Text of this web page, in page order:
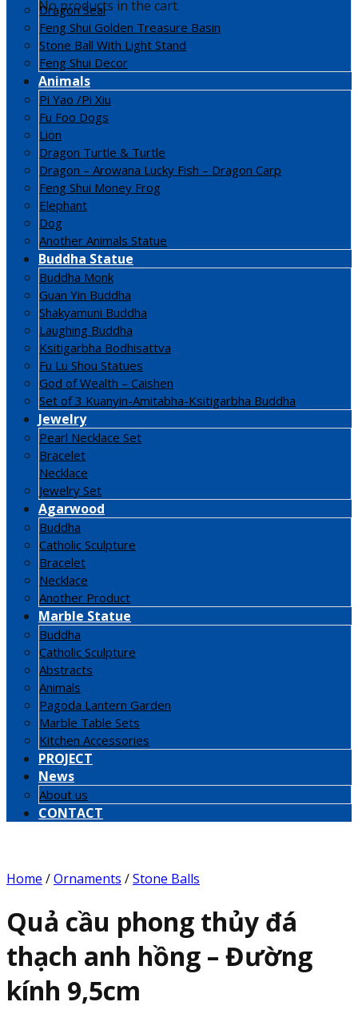
No products in the cart.
Dragon Seal
Feng Shui Golden Treasure Basin
Stone Ball With Light Stand
Feng Shui Decor
Animals
Pi Yao /Pi Xiu
Fu Foo Dogs
Lion
Dragon Turtle & Turtle
Dragon – Arowana Lucky Fish – Dragon Carp
Feng Shui Money Frog
Elephant
Dog
Another Animals Statue
Buddha Statue
Buddha Monk
Guan Yin Buddha
Shakyamuni Buddha
Laughing Buddha
Ksitigarbha Bodhisattva
Fu Lu Shou Statues
God of Wealth – Caishen
Set of 3 Kuanyin-Amitabha-Ksitigarbha Buddha
Jewelry
Pearl Necklace Set
Bracelet
Necklace
Jewelry Set
Agarwood
Buddha
Catholic Sculpture
Bracelet
Necklace
Another Product
Marble Statue
Buddha
Catholic Sculpture
Abstracts
Animals
Pagoda Lantern Garden
Marble Table Sets
Kitchen Accessories
PROJECT
News
About us
CONTACT
Home /Ornaments /Stone Balls
Quả cầu phong thủy đá
thạch anh hồng – Đường
kính 9,5cm